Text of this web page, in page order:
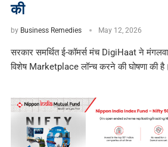
की
by Business Remedies May 12, 2026
सरकार समर्थित ई-कॉमर्स मंच DigiHaat ने
विशेष Marketplace लॉन्च करने की घोषणा की